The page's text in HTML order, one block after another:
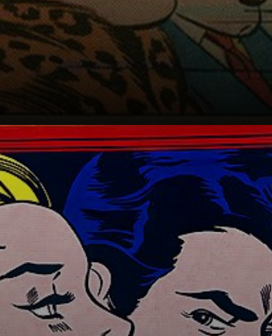
Mit seinen Comic-
Inspirationen
schuf er eine
frische
Bildsprache.